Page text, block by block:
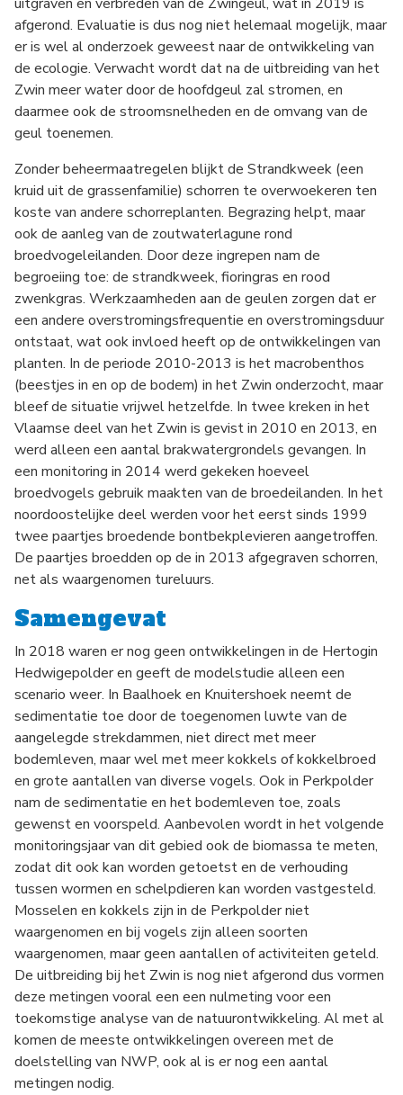
uitgraven en verbreden van de Zwingeul, wat in 2019 is
afgerond. Evaluatie is dus nog niet helemaal mogelijk, maar
er is wel al onderzoek geweest naar de ontwikkeling van
de ecologie. Verwacht wordt dat na de uitbreiding van het
Zwin meer water door de hoofdgeul zal stromen, en
daarmee ook de stroomsnelheden en de omvang van de
geul toenemen.
Zonder beheermaatregelen blijkt de Strandkweek (een
kruid uit de grassenfamilie) schorren te overwoekeren ten
koste van andere schorreplanten. Begrazing helpt, maar
ook de aanleg van de zoutwaterlagune rond
broedvogeleilanden. Door deze ingrepen nam de
begroeiing toe: de strandkweek, fioringras en rood
zwenkgras. Werkzaamheden aan de geulen zorgen dat er
een andere overstromingsfrequentie en overstromingsduur
ontstaat, wat ook invloed heeft op de ontwikkelingen van
planten. In de periode 2010-2013 is het macrobenthos
(beestjes in en op de bodem) in het Zwin onderzocht, maar
bleef de situatie vrijwel hetzelfde. In twee kreken in het
Vlaamse deel van het Zwin is gevist in 2010 en 2013, en
werd alleen een aantal brakwatergrondels gevangen. In
een monitoring in 2014 werd gekeken hoeveel
broedvogels gebruik maakten van de broedeilanden. In het
noordoostelijke deel werden voor het eerst sinds 1999
twee paartjes broedende bontbekplevieren aangetroffen.
De paartjes broedden op de in 2013 afgegraven schorren,
net als waargenomen tureluurs.
Samengevat
In 2018 waren er nog geen ontwikkelingen in de Hertogin
Hedwigepolder en geeft de modelstudie alleen een
scenario weer. In Baalhoek en Knuitershoek neemt de
sedimentatie toe door de toegenomen luwte van de
aangelegde strekdammen, niet direct met meer
bodemleven, maar wel met meer kokkels of kokkelbroed
en grote aantallen van diverse vogels. Ook in Perkpolder
nam de sedimentatie en het bodemleven toe, zoals
gewenst en voorspeld. Aanbevolen wordt in het volgende
monitoringsjaar van dit gebied ook de biomassa te meten,
zodat dit ook kan worden getoetst en de verhouding
tussen wormen en schelpdieren kan worden vastgesteld.
Mosselen en kokkels zijn in de Perkpolder niet
waargenomen en bij vogels zijn alleen soorten
waargenomen, maar geen aantallen of activiteiten geteld.
De uitbreiding bij het Zwin is nog niet afgerond dus vormen
deze metingen vooral een een nulmeting voor een
toekomstige analyse van de natuurontwikkeling. Al met al
komen de meeste ontwikkelingen overeen met de
doelstelling van NWP, ook al is er nog een aantal
metingen nodig.